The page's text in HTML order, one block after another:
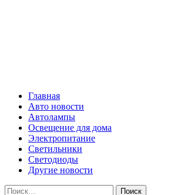
Главная
Авто новости
Автолампы
Освещение для дома
Электропитание
Светильники
Светодиоды
Другие новости
Найти: